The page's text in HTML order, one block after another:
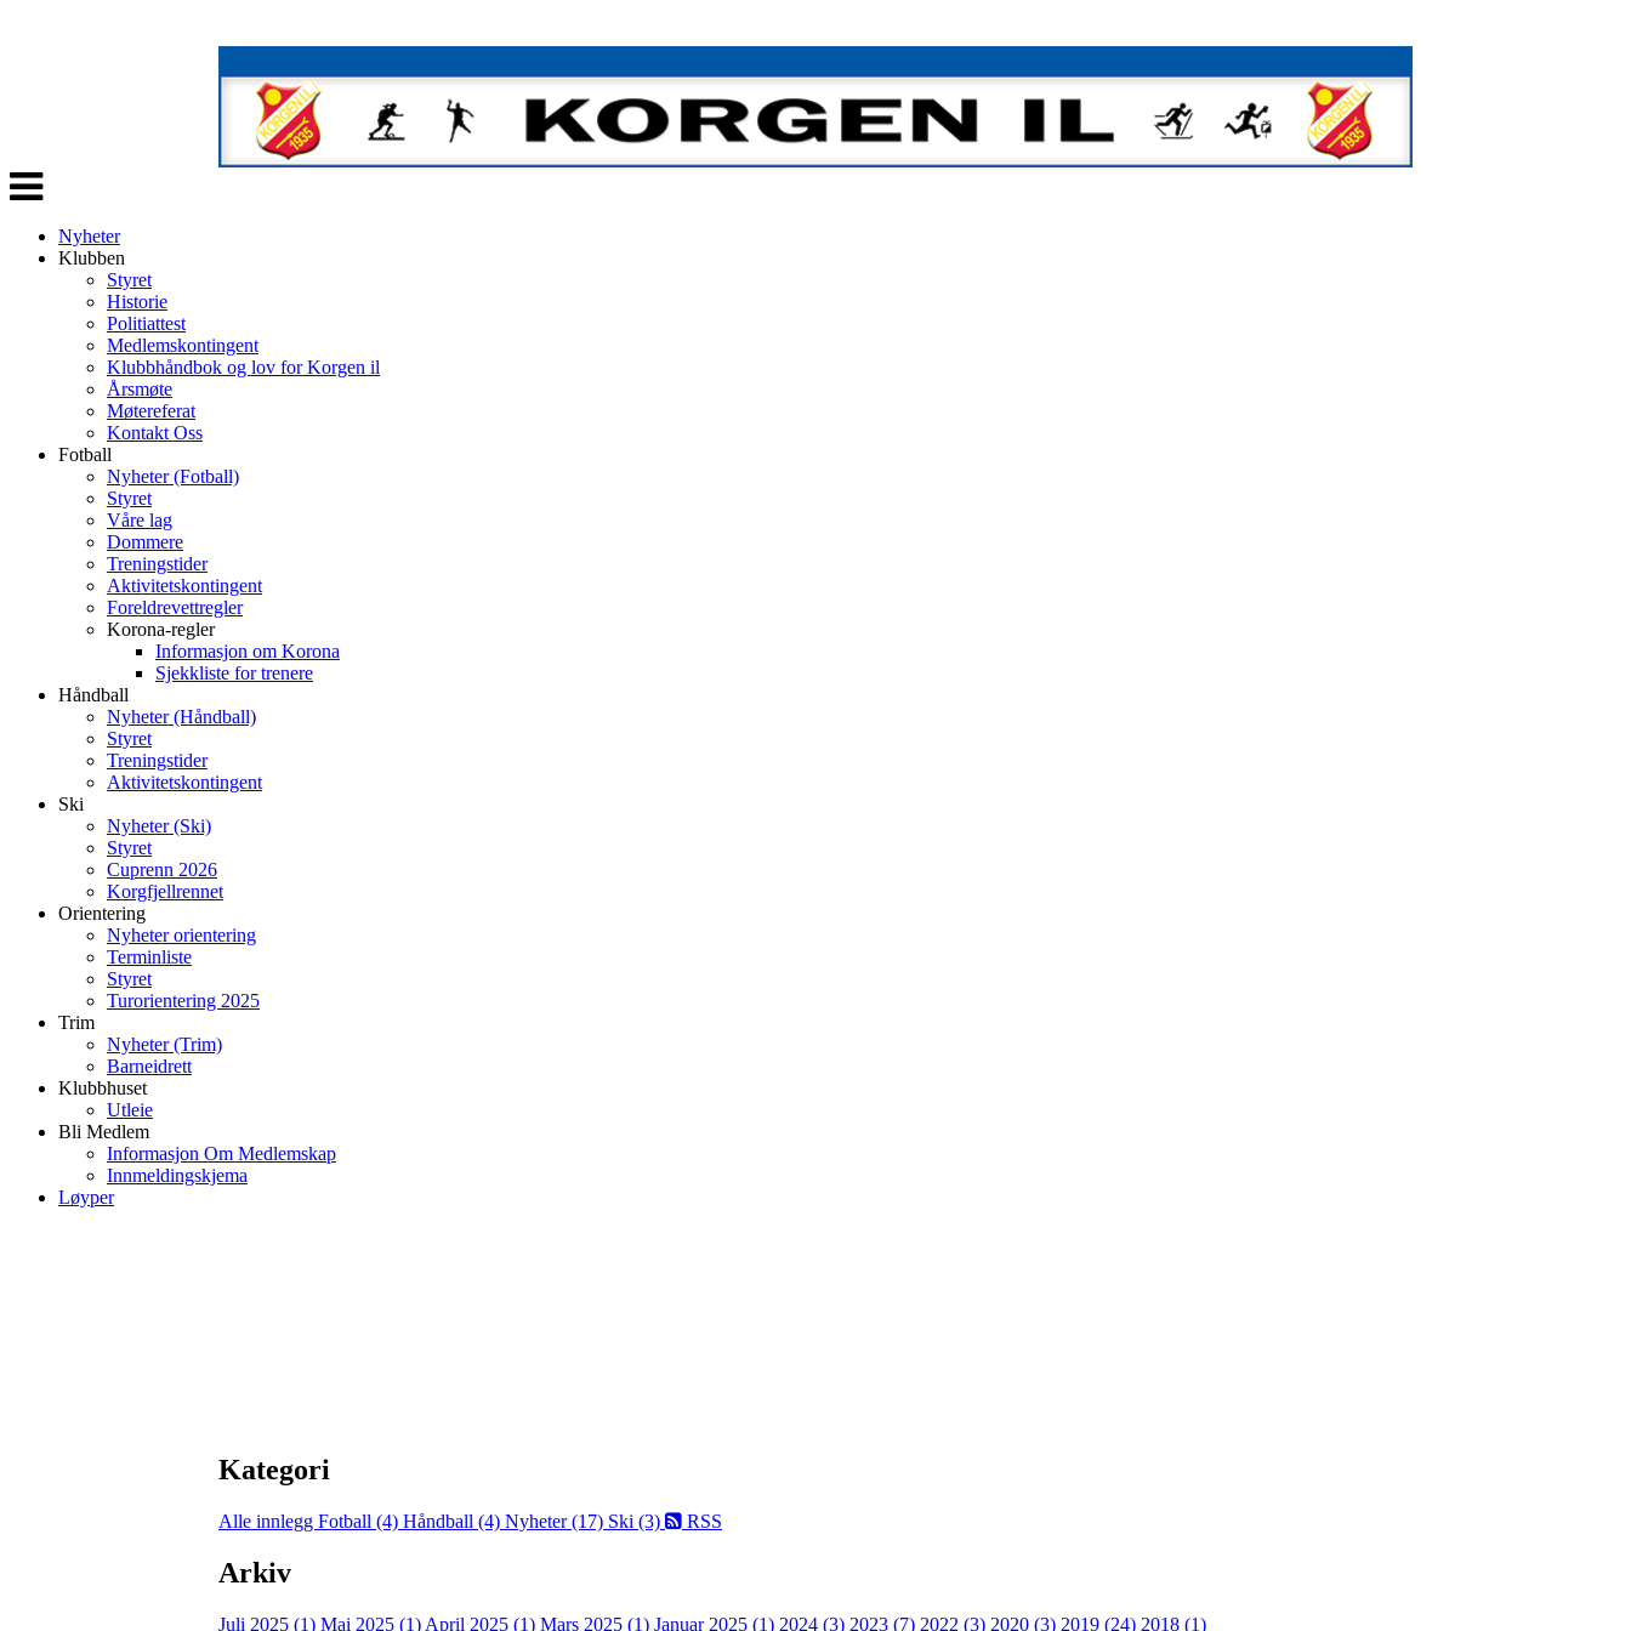
Veksle
navigasjon
Nyheter
Klubben
Styret
Historie
Politiattest
Medlemskontingent
Klubbhåndbok og lov for Korgen il
Årsmøte
Møtereferat
Kontakt Oss
Fotball
Nyheter (Fotball)
Styret
Våre lag
Dommere
Treningstider
Aktivitetskontingent
Foreldrevettregler
Korona-regler
Informasjon om Korona
Sjekkliste for trenere
Håndball
Nyheter (Håndball)
Styret
Treningstider
Aktivitetskontingent
Ski
Nyheter (Ski)
Styret
Cuprenn 2026
Korgfjellrennet
Orientering
Nyheter orientering
Terminliste
Styret
Turorientering 2025
Trim
Nyheter (Trim)
Barneidrett
Klubbhuset
Utleie
Bli Medlem
Informasjon Om Medlemskap
Innmeldingskjema
Løyper
Kategori
Alle innlegg Fotball (4) Håndball (4) Nyheter (17) Ski (3) RSS
Arkiv
Juli 2025 (1) Mai 2025 (1) April 2025 (1) Mars 2025 (1) Januar 2025 (1) 2024 (3) 2023 (7) 2022 (3) 2020 (3) 2019 (24) 2018 (1)